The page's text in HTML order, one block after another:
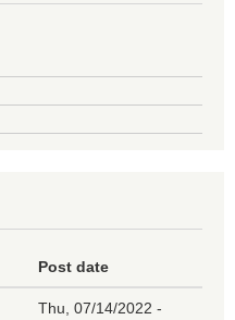
Post date
Thu, 07/14/2022 -